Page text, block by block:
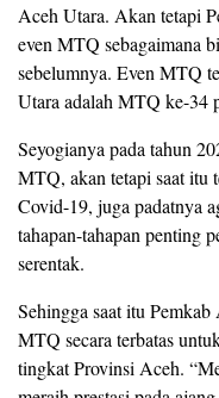
Aceh Utara. Akan tetapi
even MTQ sebagaimana
sebelumnya. Even MTQ
Utara adalah MTQ ke-34
Seyogianya pada tahun
MTQ, akan tetapi saat itu
Covid-19, juga padatnya
tahapan-tahapan penting
serentak.
Sehingga saat itu
MTQ secara terbatas
tingkat Provinsi Aceh.